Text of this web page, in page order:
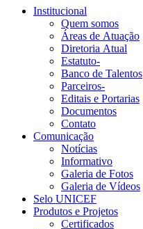
Institucional
Quem somos
Áreas de Atuação
Diretoria Atual
Estatuto-
Banco de Talentos
Parceiros-
Editais e Portarias
Documentos
Contato
Comunicação
Notícias
Informativo
Galeria de Fotos
Galeria de Vídeos
Selo UNICEF
Produtos e Projetos
Certificados